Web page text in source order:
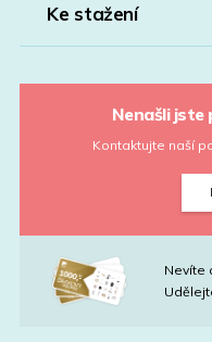
Ke stažení
Nenašli jste
Kontaktujte naší
Nevíte